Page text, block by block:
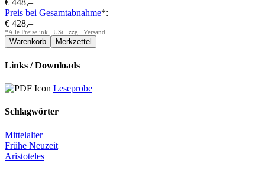
Preis bei Gesamtabnahme*:
€ 428,–
*Alle Preise inkl. USt., zzgl. Versand
Links / Downloads
Leseprobe
Schlagwörter
Mittelalter
Frühe Neuzeit
Aristoteles